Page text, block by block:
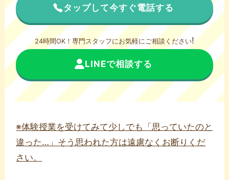
タップして今すぐ電話する
24時間OK！専門スタッフにお気軽にご相談ください!
LINEで相談する
※体験授業を受けてみて少しでも「思っていたのと
違った…」そう思われた方は遠慮なくお断りくだ
さい。